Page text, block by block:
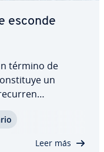
esconde
término de
un
modelo, la
TI ya no se
Leer más